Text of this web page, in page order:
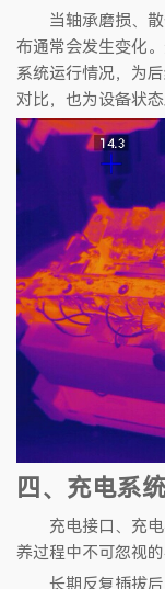
当轴承磨损、
布通常会发生变化
系统运行情况，为
对比，也为设备状
四、充电系
充电接口、充
养过程中不可忽视的
长期反复插拔